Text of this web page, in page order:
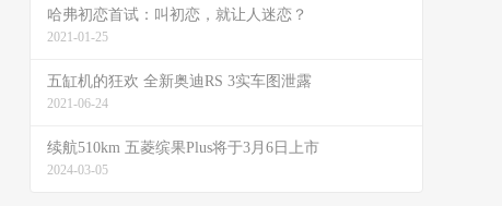
哈弗初恋首试：叫初恋，就让人迷恋？
2021-01-25
五缸机的狂欢 全新奥迪RS 3实车图泄露
2021-06-24
续航510km 五菱缤果Plus将于3月6日上市
2024-03-05